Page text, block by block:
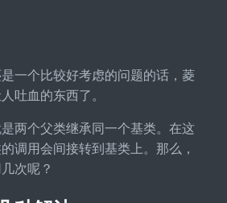
一个比较好考虑的问题的话，菱
吐血的东西了。
两个父类继承同一个基类。在这
调用会间接转到基类上。那么，
次呢？